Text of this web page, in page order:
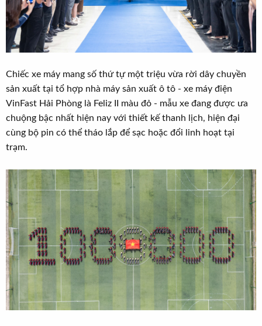
Chiếc xe máy mang số thứ tự một triệu vừa rời dây chuyền
sản xuất tại tổ hợp nhà máy sản xuất ô tô - xe máy điện
VinFast Hải Phòng là Feliz II màu đỏ - mẫu xe đang được ưa
chuộng bậc nhất hiện nay với thiết kế thanh lịch, hiện đại
cùng bộ pin có thể tháo lắp để sạc hoặc đổi linh hoạt tại
trạm.